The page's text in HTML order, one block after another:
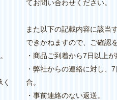
てお問い合わせください。
また以下の記載内容に該当
できかねますので、ご確認
・商品ご到着から7日以上が
・弊社からの連絡に対し、
合。
・事前連絡のない返送。